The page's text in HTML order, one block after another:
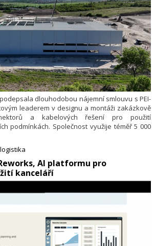
dlouhodobou nájemní smlouvu s PEI-
leaderem v designu a montáži zakázkově
a kabelových řešení pro použití
podmínkách. Společnost využije téměř 5 000
bude zajišťovat evropské dodávky kabelů,
řešení pro datacentra a telekomunikace,
i zdravotnictví.
AI platformu pro
kanceláří